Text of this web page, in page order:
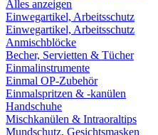
Alles anzeigen
Einwegartikel, Arbeitsschutz
Einwegartikel, Arbeitsschutz
Anmischblöcke
Becher, Servietten & Tücher
Einmalinstrumente
Einmal OP-Zubehör
Einmalspritzen & -kanülen
Handschuhe
Mischkanülen & Intraoraltips
Mundschutz, Gesichtsmasken